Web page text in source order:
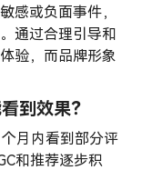
感或负面事件，
通过合理引导和
验，而品牌形象
到效果？
月内看到部分评
和推荐逐步积